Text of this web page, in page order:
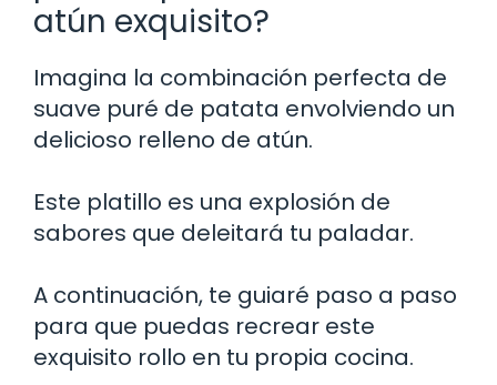
atún exquisito?
Imagina la combinación perfecta de
suave puré de patata envolviendo un
delicioso relleno de atún.
Este platillo es una explosión de
sabores que deleitará tu paladar.
A continuación, te guiaré paso a paso
para que puedas recrear este
exquisito rollo en tu propia cocina.